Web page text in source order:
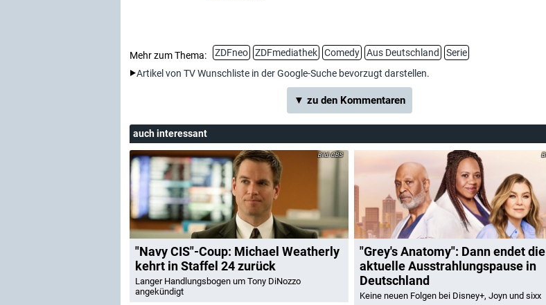
Mehr zum Thema: ZDFneo ZDFmediathek Comedy Aus Deutschland
Serie
Artikel von TV Wunschliste in der Google-Suche bevorzugt darstellen.
▼ zu den Kommentaren
auch interessant
CBS
"Navy CIS"-Coup: Michael Weatherly
kehrt in Staffel 24 zurück
Langer Handlungsbogen um Tony DiNozzo
angekündigt
"Grey's Anatomy": Dann endet die
aktuelle Ausstrahlungspause in
Deutschland
Keine neuen Folgen bei Disney+, Joyn und sixx